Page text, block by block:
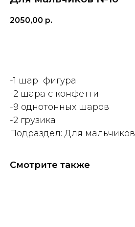
2050,00 р.
-1 шар фигура
-2 шара с конфетти
-9 однотонных шаров
-2 грузика
Подраздел: Для мальчиков
Смотрите также